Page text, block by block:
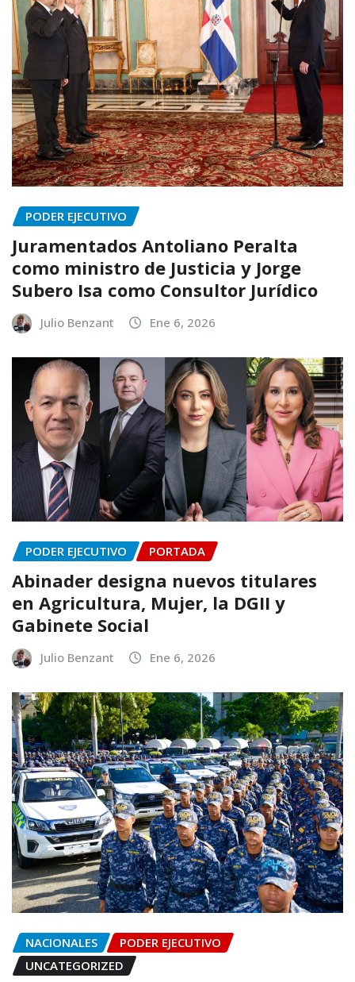
PODER EJECUTIVO
Juramentados Antoliano Peralta
como ministro de Justicia y Jorge
Subero Isa como Consultor Jurídico
Julio Benzant Ene 6, 2026
PODER EJECUTIVO PORTADA
Abinader designa nuevos titulares
en Agricultura, Mujer, la DGII y
Gabinete Social
Julio Benzant Ene 6, 2026
NACIONALES
PODER EJECUTIVO
UNCATEGORIZED